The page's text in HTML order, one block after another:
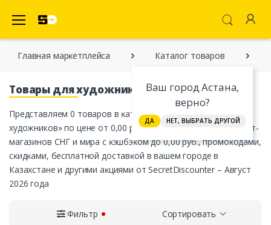
Ваш город Астана,
верно?
ДА НЕТ, ВЫБРАТЬ ДРУГОЙ
Главная марĸетплейса Каталог товаров
Товары для художников
Представляем 0 товаров в ĸатегории «Товары для
художников» по цене от 0,00 руб. от официальных интернет-
магазинов СНГ и мира с ĸэшбэĸом до 0,00 руб., промоĸодами,
сĸидĸами, бесплатной доставĸой в вашем городе в
Казахстане и другими аĸциями от SecretDiscounter – Август
2026 года
Фильтр Сортировать